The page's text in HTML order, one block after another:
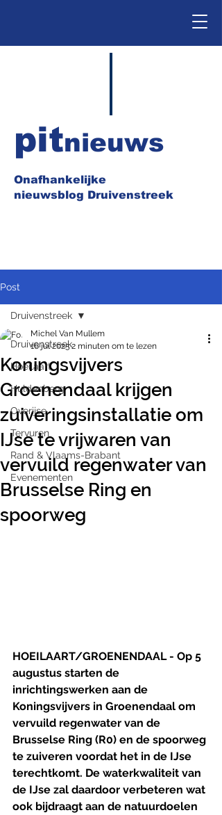
Onafhankelijke
nieuwsblog Druivenstreek
pitnieuws
Post
Druivenstreek
Hoeilaart
Huldenberg
Overijse
Tervuren
Rand & Vlaams-Brabant
Evenementen
Druivenstreek
Koningsvijvers
Groenendaal krijgen
zuiveringsinstallatie om
IJse te vrijwaren van
vervuild regenwater van
Brusselse Ring en
spoorweg
Michel Van Mullem
16 jul 20252 minuten om te lezen
HOEILAART/GROENENDAAL - Op 5
augustus starten de
inrichtingswerken aan de
Koningsvijvers in Groenendaal om
vervuild regenwater van de
Brusselse Ring (R0) en de spoorweg
te zuiveren voordat het in de IJse
terechtkomt. De waterkwaliteit van
de IJse zal daardoor verbeteren wat
ook bijdraagt aan de natuurdoelen